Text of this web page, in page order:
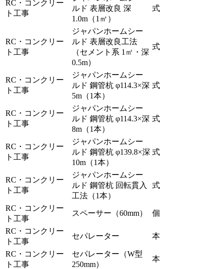
RC・コンクリー
ト工事
ルド 表層改良 深
1.0m（1㎡）
式
RC・コンクリー
ト工事
ジャパンホームシー
ルド 表層改良工法
（セメント系 1㎡・深
0.5m）
式
RC・コンクリー
ト工事
ジャパンホームシー
ルド 鋼管杭 φ114.3×深
5m（1本）
式
RC・コンクリー
ト工事
ジャパンホームシー
ルド 鋼管杭 φ114.3×深
8m（1本）
式
RC・コンクリー
ト工事
ジャパンホームシー
ルド 鋼管杭 φ139.8×深
10m（1本）
式
RC・コンクリー
ト工事
ジャパンホームシー
ルド 鋼管杭 回転貫入
工法（1本）
式
RC・コンクリー
ト工事
スペーサー（60mm） 個
RC・コンクリー
ト工事
セパレーター 本
RC・コンクリー
ト工事
セパレーター（W型
250mm）
本